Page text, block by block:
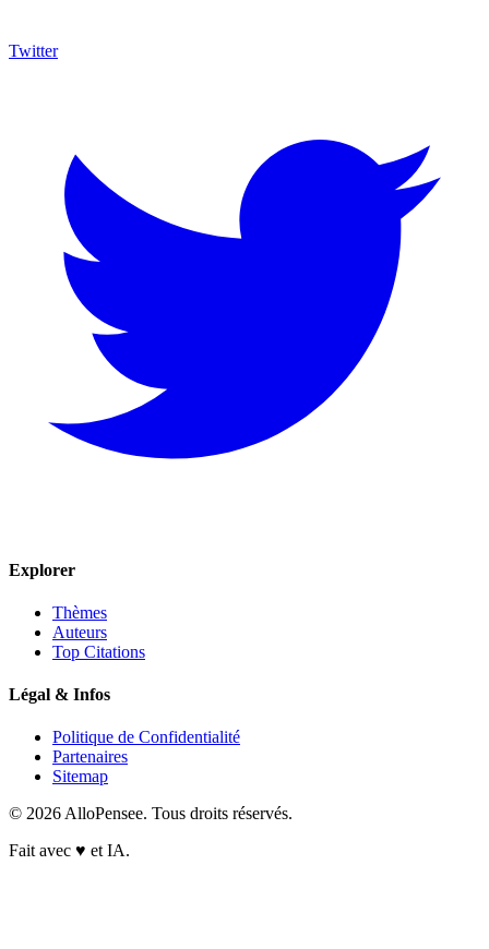
Twitter
Explorer
Thèmes
Auteurs
Top Citations
Légal & Infos
Politique de Confidentialité
Partenaires
Sitemap
© 2026 AlloPensee. Tous droits réservés.
Fait avec ♥ et IA.